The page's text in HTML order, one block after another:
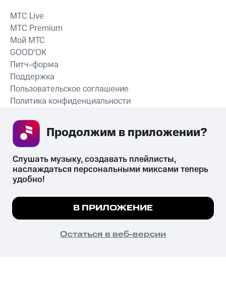
СКАЧАТЬ ПРИЛОЖЕНИЕ
MTС Live
MTС Premium
Мой МТС
GOOD’OK
Питч-форма
Поддержка
Пользовательское соглашение
Политика конфиденциальности
психотропных веществ, их аналогов причиняет вред здоровью,
их незаконный оборот запрещён и влечёт установленную
законодательством ответственность.
© 2026 ООО «КИОН».
Все права защищены
Мы используем куки, чтобы на сайте все
Подробнее
ПОНЯТНО
Слушать музыку, создавать плейлисты,
наслаждаться персональными миксами теперь
удобно!
В ПРИЛОЖЕНИЕ
Остаться в веб-версии